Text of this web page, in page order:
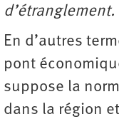
d’étranglement.
En d’autres
pont
suppose la
dans la région